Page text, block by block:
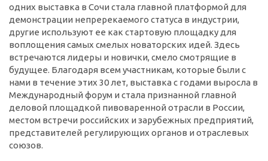
одних выставка в Сочи стала главной платформой для
демонстрации непререкаемого статуса в индустрии,
другие используют ее как стартовую площадку для
воплощения самых смелых новаторских идей. Здесь
встречаются лидеры и новички, смело смотрящие в
будущее. Благодаря всем участникам, которые были с
нами в течение этих 30 лет, выставка с годами выросла в
Международный форум и стала признанной главной
деловой площадкой пивоваренной отрасли в России,
местом встречи российских и зарубежных предприятий,
представителей регулирующих органов и отраслевых
союзов.